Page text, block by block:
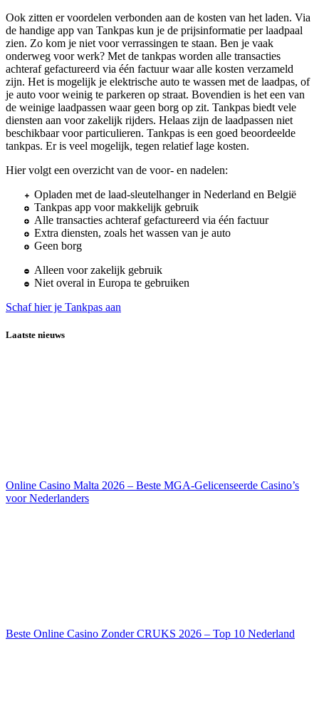
Ook zitten er voordelen verbonden aan de kosten van het laden. Via
de handige app van Tankpas kun je de prijsinformatie per laadpaal
zien. Zo kom je niet voor verrassingen te staan. Ben je vaak
onderweg voor werk? Met de tankpas worden alle transacties
achteraf gefactureerd via één factuur waar alle kosten verzameld
zijn. Het is mogelijk je elektrische auto te wassen met de laadpas, of
je auto voor weinig te parkeren op straat. Bovendien is het een van
de weinige laadpassen waar geen borg op zit. Tankpas biedt vele
diensten aan voor zakelijk rijders. Helaas zijn de laadpassen niet
beschikbaar voor particulieren. Tankpas is een goed beoordeelde
tankpas. Er is veel mogelijk, tegen relatief lage kosten.
Hier volgt een overzicht van de voor- en nadelen:
Opladen met de laad-sleutelhanger in Nederland en België
Tankpas app voor makkelijk gebruik
Alle transacties achteraf gefactureerd via één factuur
Extra diensten, zoals het wassen van je auto
Geen borg
Alleen voor zakelijk gebruik
Niet overal in Europa te gebruiken
Schaf hier je Tankpas aan
Laatste nieuws
Online Casino Malta 2026 – Beste MGA-Gelicenseerde Casino’s
voor Nederlanders
Beste Online Casino Zonder CRUKS 2026 – Top 10 Nederland